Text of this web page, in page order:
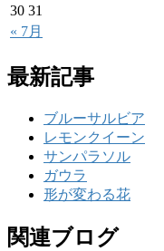
« 7月
30 31
最新記事
ブルーサルビア
レモンクイーン
サンパラソル
ガウラ
形が変わる花
関連ブログ